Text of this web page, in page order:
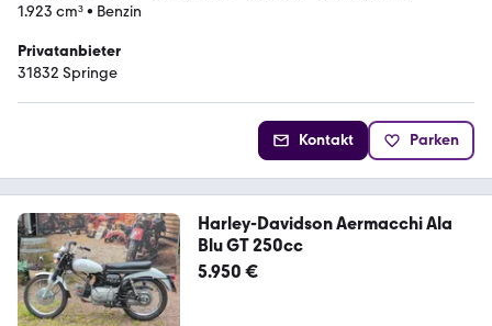
1.923 cm³• Benzin
Privatanbieter
31832 Springe
Kontakt Parken
Harley-Davidson Aermacchi Ala
Blu GT 250cc
5.950 €